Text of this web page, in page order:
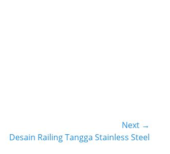
Next →
Desain Railing Tangga Stainless Steel